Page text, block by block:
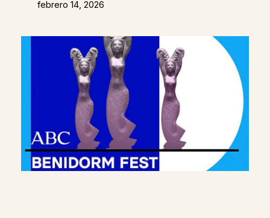
febrero 14, 2026